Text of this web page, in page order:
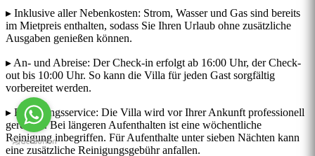
▸ Inklusive aller Nebenkosten: Strom, Wasser und Gas sind bereits
im Mietpreis enthalten, sodass Sie Ihren Urlaub ohne zusätzliche
Ausgaben genießen können.
▸ An- und Abreise: Der Check-in erfolgt ab 16:00 Uhr, der Check-
out bis 10:00 Uhr. So kann die Villa für jeden Gast sorgfältig
vorbereitet werden.
▸ Reinigungsservice: Die Villa wird vor Ihrer Ankunft professionell
gereinigt. Bei längeren Aufenthalten ist eine wöchentliche
Reinigung inbegriffen. Für Aufenthalte unter sieben Nächten kann
eine zusätzliche Reinigungsgebühr anfallen.